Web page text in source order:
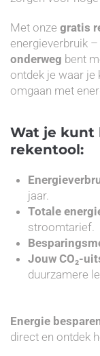
Met onze gratis
energieverbruik
onderweg bent
ontdek je waar je
omgaan met
Wat je kunt
rekentool:
jaar.
Totale
stroomtarief.
Jouw CO₂-
duurzamere
Energie
direct en ontdek